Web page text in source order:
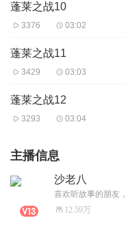
蓬莱之战10
3376 03:02
蓬莱之战11
3429 03:03
蓬莱之战12
3293 03:04
主播信息
沙老八
12.59万